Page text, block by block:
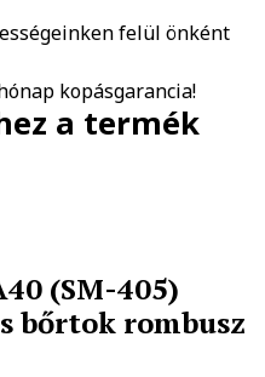
felül önként
kopásgarancia!
a termék
(SM-405)
bőrtok rombusz